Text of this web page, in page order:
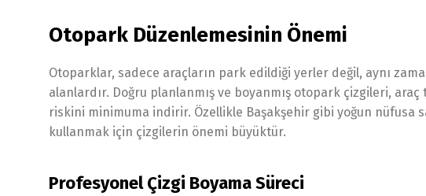
Otopark Düzenlemesinin Önemi
Otoparklar, sadece araçların park edildiği yerler değil, aynı
alanlardır. Doğru planlanmış ve boyanmış otopark çizgileri,
riskini minimuma indirir. Özellikle Başakşehir gibi yoğun
kullanmak için çizgilerin önemi büyüktür.
Profesyonel Çizgi Boyama Süreci